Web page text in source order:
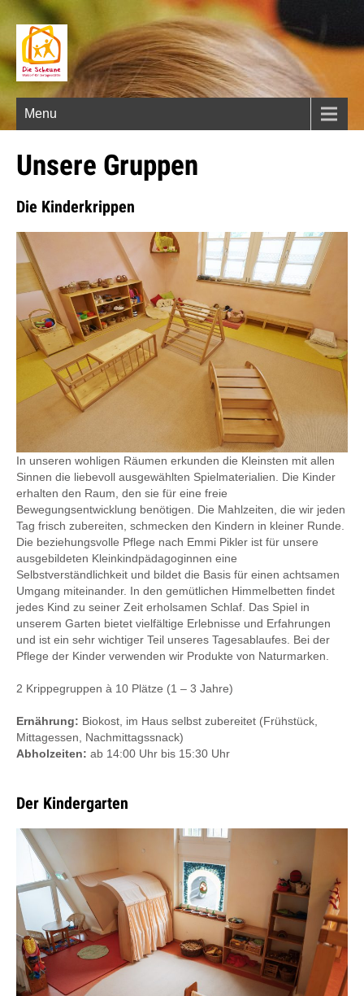
Menu
Unsere Gruppen
Die Kinderkrippen
In unseren wohligen Räumen erkunden die Kleinsten mit allen
Sinnen die liebevoll ausgewählten Spielmateri­alien. Die Kinder
erhalten den Raum, den sie für eine freie
Bewegungsentwicklung benötigen. Die Mahlzeiten, die wir jeden
Tag frisch zubereiten, schmecken den Kindern in kleiner Runde.
Die beziehungsvolle Pflege nach Emmi Pikler ist für unsere
ausgebildeten Kleinkindpädagogin­nen eine
Selbstverständlichkeit und bildet die Basis für einen achtsamen
Umgang miteinander. In den gemütli­chen Himmelbetten findet
jedes Kind zu seiner Zeit erholsamen Schlaf. Das Spiel in
unserem Garten bietet vielfältige Erlebnisse und Erfahrungen
und ist ein sehr wichtiger Teil unseres Tagesablaufes. Bei der
Pflege der Kinder verwenden wir Produkte von Naturmarken.
2 Krippegruppen à 10 Plätze (1 – 3 Jahre)
Ernährung: Biokost, im Haus selbst zubereitet (Frühstück,
Mittagessen, Nachmittagssnack)
Abholzeiten: ab 14:00 Uhr bis 15:30 Uhr
Der Kindergarten